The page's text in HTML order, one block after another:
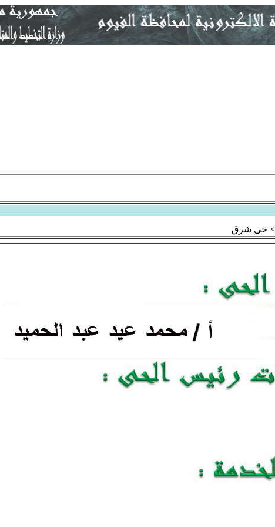
> حى شرق